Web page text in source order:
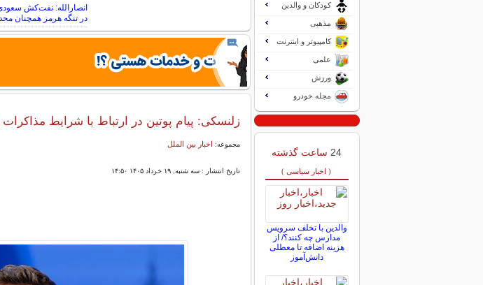
انصارالله: نفت‌کش
در تنگه هرمز همچنان
زلنسکی: پیام پوتین در ارتباط با شرایط
مجموعه: اخبار بین الملل
تاریخ انتشار : سه شنبه, ۱۹ خرداد ۱۴۰۵ ۱۴:۵۰
کودکان و والدین
مذهبی
کامپیوتر و اینترنت
علمی
ورزش
مجله خودرو
24 ساعت گذشته
( اخبار سیاسی )
والدین با تخلف سرویس
مدارس چه کنند؟/ از
هزینه اضافه تا معطلی
دانش‌آموز